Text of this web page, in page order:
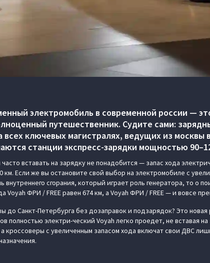
электромобиль в современной россии —
путешественник. Судите сами:
всех ключевых магистралях, ведущих из москвы
станции экспресс-зарядки мощностью
вставать на зарядку не понадобится — запас хода
км. Если же вы остановите свой выбор на электромобиле с
внутреннего сгорания, который играет роль генератора, то о
Voyah ФРИ / FREE равен 674 км, а Voyah ФРИ / FREE — и вовсе
до Санкт-Петербурга без дозаправок и подзарядок? Это
полностью электри-ческий Voyah легко проедет, не вставая
кроссоверы с увеличенным запасом хода включат свои ДВС